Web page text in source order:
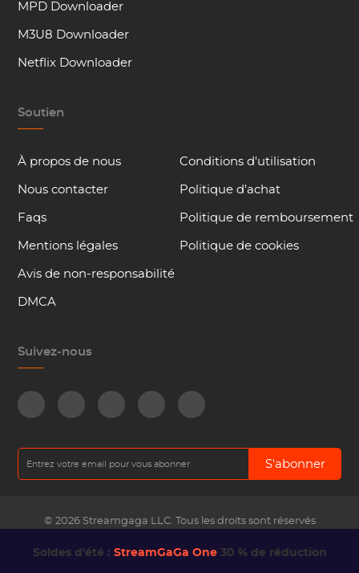
Soldes d'été : StreamGaGa One30 % de réduction
MPD Downloader
M3U8 Downloader
Netflix Downloader
Soutien
À propos de nous
Nous contacter
Faqs
Mentions légales
Avis de non-responsabilité
DMCA
Conditions d'utilisation
Politique d'achat
Politique de remboursement
Politique de cookies
Suivez-nous
S'abonner
© 2026 Streamgaga LLC. Tous les droits sont réservés
Français